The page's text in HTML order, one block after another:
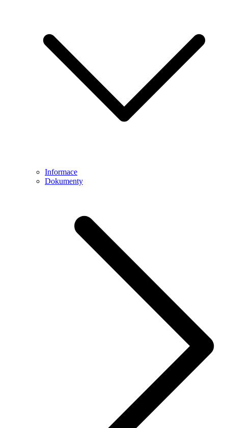
Informace
Dokumenty